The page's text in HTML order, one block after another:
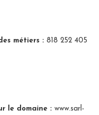
métiers : 818 252 405
le domaine : www.sarl-